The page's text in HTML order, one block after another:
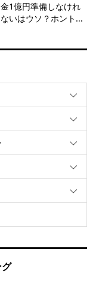
1億円準備しなけれ
いはウソ？ホント...